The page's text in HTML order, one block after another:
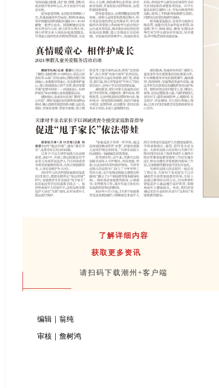
了解详细内容
获取更多资讯
请扫码下载潮州+客户端
编辑｜翁纯
审核｜詹树鸿